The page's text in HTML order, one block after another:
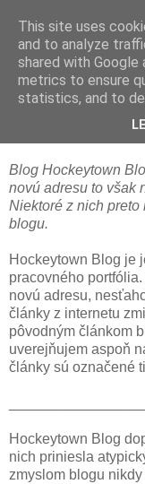
Hockeytown
Blog Hockeytown
novú adresu to však
Niektoré z nich preto
blogu.
Hockeytown Blog je
pracovného
novú adresu,
články z internetu
pôvodným článkom
uverejňujem aspoň
články sú označené
Hockeytown Blog
nich priniesla
zmyslom blogu
This site uses
and to analyze
shared with
metrics to ensure
statistics, and to